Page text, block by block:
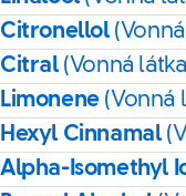
Citronellol
Citral(Vonná
Limonene (Vonná
Hexyl Cinnamal
Alpha-Isomethyl